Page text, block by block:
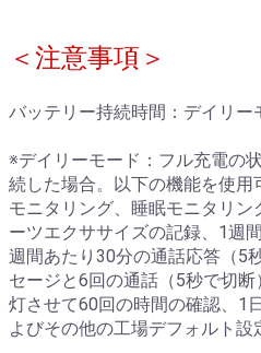
＜注意事項＞
バッテリー持続時間：デイリー
※デイリーモード：フル充電の
続した場合。以下の機能を使
モニタリング、睡眠モニタリ
ーツエクササイズの記録、1週
週間あたり30分の通話応答（5
セージと6回の通話（5秒で切
灯させて60回の時間の確認、1
よびその他の工場デフォルト設